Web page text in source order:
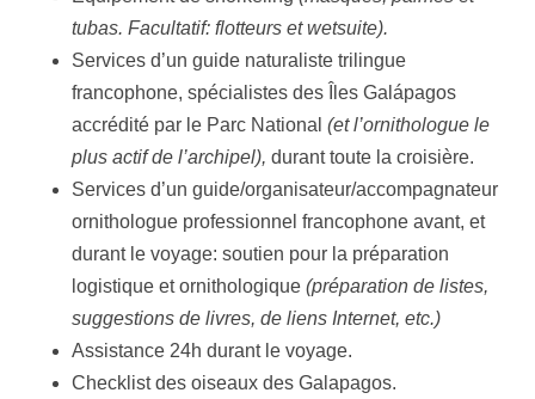
tubas. Facultatif: flotteurs et wetsuite).
Services d’un guide naturaliste trilingue
francophone, spécialistes des Îles Galápagos
accrédité par le Parc National (et l’ornithologue le
plus actif de l’archipel), durant toute la croisière.
Services d’un guide/organisateur/accompagnateur
ornithologue professionnel francophone avant, et
durant le voyage: soutien pour la préparation
logistique et ornithologique (préparation de listes,
suggestions de livres, de liens Internet, etc.)
Assistance 24h durant le voyage.
Checklist des oiseaux des Galapagos.